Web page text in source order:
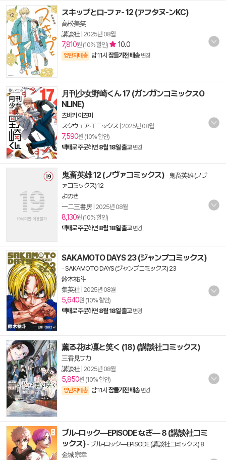
スキップとロ-ファ- 12 (アフタヌ-ンKC)
高松美笑
講談社 2025년 08월
7,810원 (10% 할인) 10.0
양탄자배송 밤 11시 잠들기전 배송 변경
月刊少女野崎くん 17 (ガンガンコミックスO
NLINE)
츠바키 이즈미
スクウェア·エニックス 2025년 08월
7,590원 (10% 할인)
택배로 주문하면 8월 18일 출고 변경
鬼畜英雄 12 (ノヴァコミックス) - 鬼畜英雄 (ノヴ
ァコミックス) 12
よのき
一二三書房| 2025년 08월
8,130원 (10% 할인)
택배로 주문하면 8월 18일 출고 변경
SAKAMOTO DAYS 23 (ジャンプコミックス)
-SAKAMOTO DAYS (ジャンプコミックス) 23
鈴木祐斗
集英社 2025년 08월
5,640원 (10% 할인)
택배로 주문하면 8월 18일 출고 변경
薰る花は凜と笑く (18) (講談社コミックス)
三香見サカ
講談社 2025년 08월
5,850원 (10% 할인)
양탄자배송 밤 11시 잠들기전 배송 변경
ブル-ロック―EPISODE なぎ― 8 (講談社コミ
ックス) -ブル-ロック―EPISODE (講談社コミックス) 8
金城 宗幸